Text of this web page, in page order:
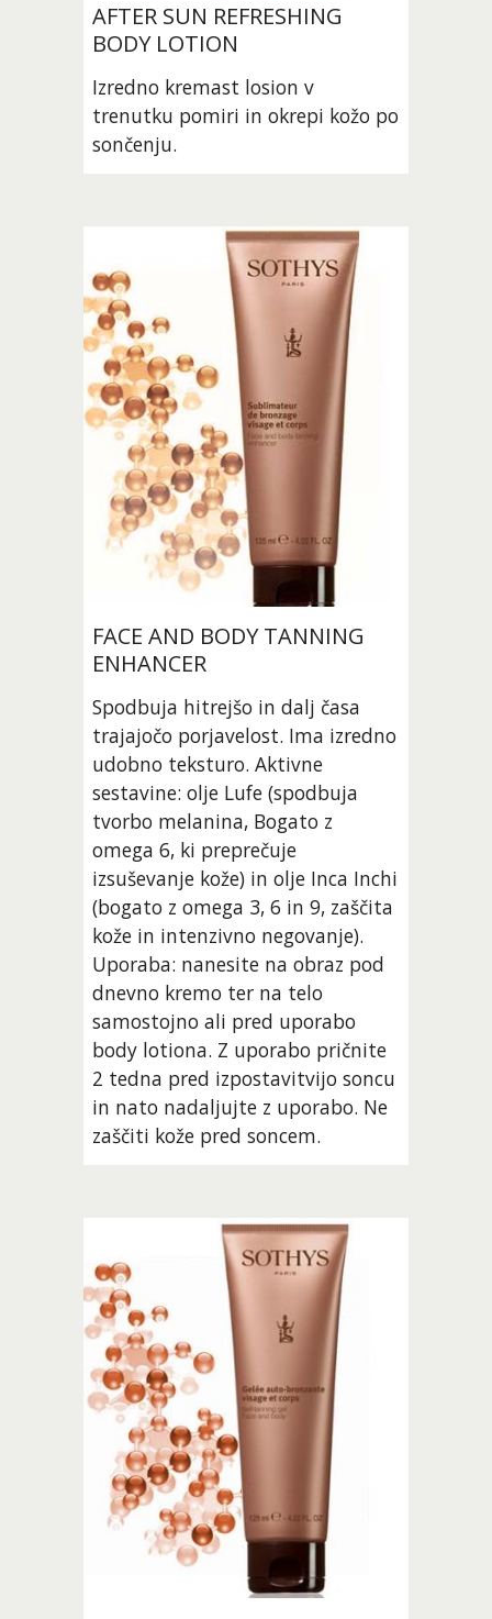
AFTER SUN REFRESHING
BODY LOTION
Izredno kremast losion v
trenutku pomiri in okrepi kožo po
sončenju.
FACE AND BODY TANNING
ENHANCER
Spodbuja hitrejšo in dalj časa
trajajočo porjavelost. Ima izredno
udobno teksturo. Aktivne
sestavine: olje Lufe (spodbuja
tvorbo melanina, Bogato z
omega 6, ki preprečuje
izsuševanje kože) in olje Inca Inchi
(bogato z omega 3, 6 in 9, zaščita
kože in intenzivno negovanje).
Uporaba: nanesite na obraz pod
dnevno kremo ter na telo
samostojno ali pred uporabo
body lotiona. Z uporabo pričnite
2 tedna pred izpostavitvijo soncu
in nato nadaljujte z uporabo. Ne
zaščiti kože pred soncem.